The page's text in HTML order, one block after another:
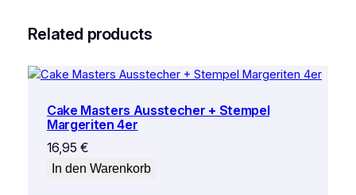
n
g
Related products
Cake Masters Ausstecher + Stempel
Margeriten 4er
16,95 €
In den Warenkorb